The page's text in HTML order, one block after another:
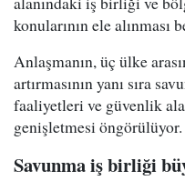
konularının ele alınması
Anlaşmanın, üç ülke
artırmasının yanı sıra
faaliyetleri ve güvenlik
genişletmesi öngörülüyor.
Savunma iş birliği